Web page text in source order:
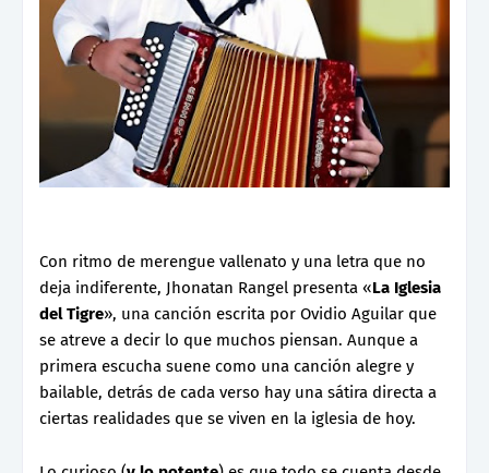
Con ritmo de merengue vallenato y una letra que no
deja indiferente, Jhonatan Rangel presenta «La Iglesia
del Tigre», una canción escrita por Ovidio Aguilar que
se atreve a decir lo que muchos piensan. Aunque a
primera escucha suene como una canción alegre y
bailable, detrás de cada verso hay una sátira directa a
ciertas realidades que se viven en la iglesia de hoy.